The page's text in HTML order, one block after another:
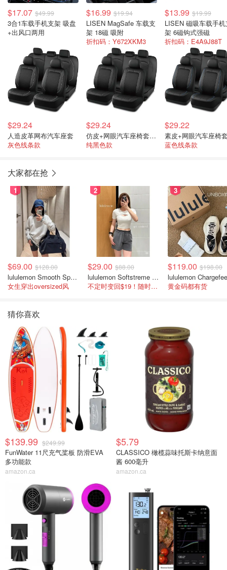
$17.07 $49.99
3合1车载手机支架 吸盘
+出风口两用
$16.99 $19.94
LISEN MagSafe 车载支
架 18磁 吸附
折扣码：Y672XKM3
$13.99 $19.99
LISEN 磁吸车载手
架 6磁钩式强磁
折扣码：E4A9J88T
$29.24
人造皮革网布汽车座套
灰色线条款
$29.24
仿皮+网眼汽车座椅套套装
纯黑色款
$29.22
蓝色线条款
大家都在抢
1
$69.00 $128.00
lululemon Smooth Spacer 经典卫衣
女生穿出oversized风
2
$29.00 $88.00
lululemon Softstreme 女士高腰短裤 10cm
不定时变回$19！随时点进来看
3
$119.00 $198.00
黄金码都有货
猜你喜欢
$139.99 $249.99
FunWater 11尺充气桨板 防滑EVA
多功能款
amazon.ca
$5.79
CLASSICO 橄榄蒜味托斯卡纳意面
酱 600毫升
amazon.ca